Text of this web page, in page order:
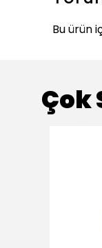
Bu ürün
Çok